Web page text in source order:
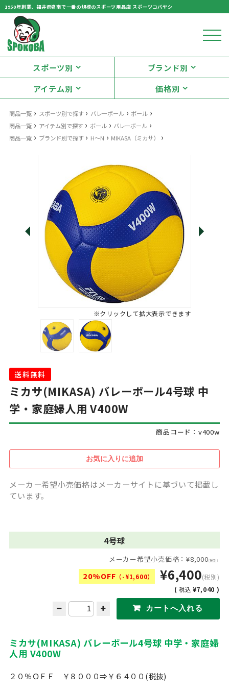
1950年創業、福井県嶺南で一番の規模のスポーツ用品店 スポーツコバヤシ
スポーツ別
ブランド別
アイテム別
価格別
商品一覧 › スポーツ別で探す› バレーボール› ボール ›
商品一覧 › アイテム別で探す› ボール› バレーボール ›
商品一覧 › ブランド別で探す› H～N › MIKASA（ミカサ） ›
※クリックして拡大表示できます
送料無料
ミカサ(MIKASA) バレーボール4号球 中
学・家庭婦人用 V400W
商品コード：v400w
メーカー希望小売価格はメーカーサイトに基づいて掲載し
ています。
4号球
メーカー希望小売価格：¥8,000(税別)
20%OFF （-¥1,600） ¥6,400(税別)
(税込 ¥7,040 )
ミカサ(MIKASA) バレーボール4号球 中学・家庭婦
人用 V400W
２０％ＯＦＦ ￥８０００⇒￥６４００(税抜)